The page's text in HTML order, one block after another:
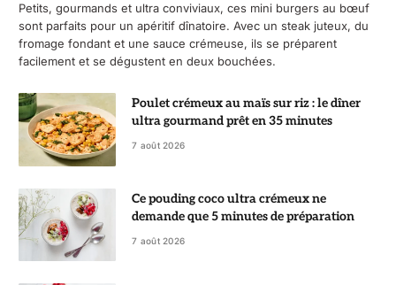
Petits, gourmands et ultra conviviaux, ces mini burgers au bœuf
sont parfaits pour un apéritif dînatoire. Avec un steak juteux, du
fromage fondant et une sauce crémeuse, ils se préparent
facilement et se dégustent en deux bouchées.
Poulet crémeux au maïs sur riz : le dîner
ultra gourmand prêt en 35 minutes
7 août 2026
Ce pouding coco ultra crémeux ne
demande que 5 minutes de préparation
7 août 2026